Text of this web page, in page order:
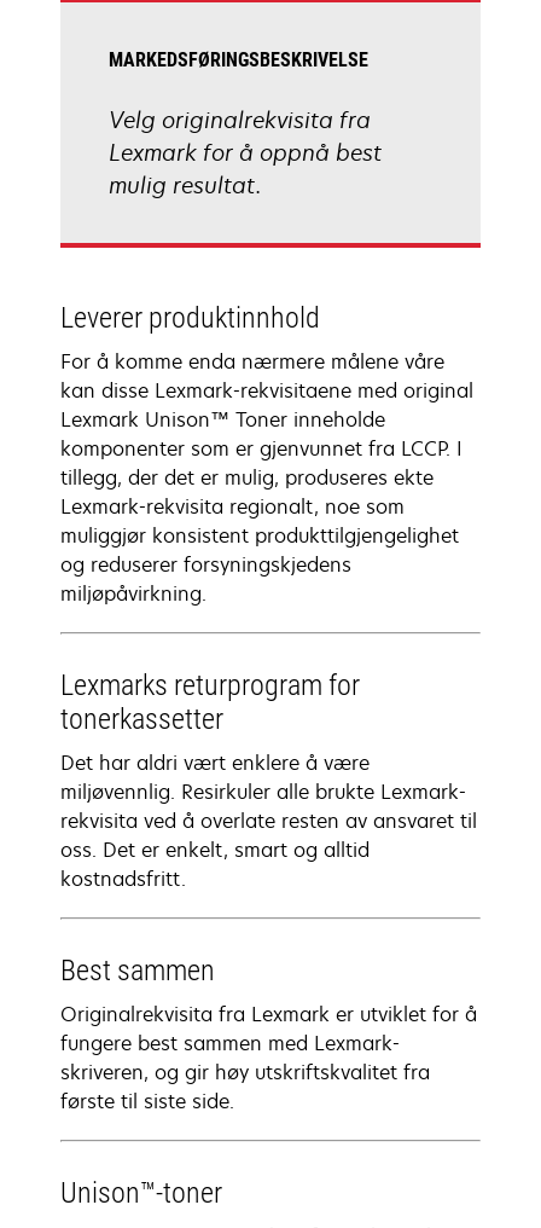
MARKEDSFØRINGSBESKRIVELSE
Velg originalrekvisita fra
Lexmark for å oppnå best
mulig resultat.
Leverer produktinnhold
For å komme enda nærmere målene våre
kan disse Lexmark-rekvisitaene med original
Lexmark Unison™ Toner inneholde
komponenter som er gjenvunnet fra LCCP. I
tillegg, der det er mulig, produseres ekte
Lexmark-rekvisita regionalt, noe som
muliggjør konsistent produkttilgjengelighet
og reduserer forsyningskjedens
miljøpåvirkning.
Lexmarks returprogram for
tonerkassetter
Det har aldri vært enklere å være
miljøvennlig. Resirkuler alle brukte Lexmark-
rekvisita ved å overlate resten av ansvaret til
oss. Det er enkelt, smart og alltid
kostnadsfritt.
Best sammen
Originalrekvisita fra Lexmark er utviklet for å
fungere best sammen med Lexmark-
skriveren, og gir høy utskriftskvalitet fra
første til siste side.
Unison™-toner